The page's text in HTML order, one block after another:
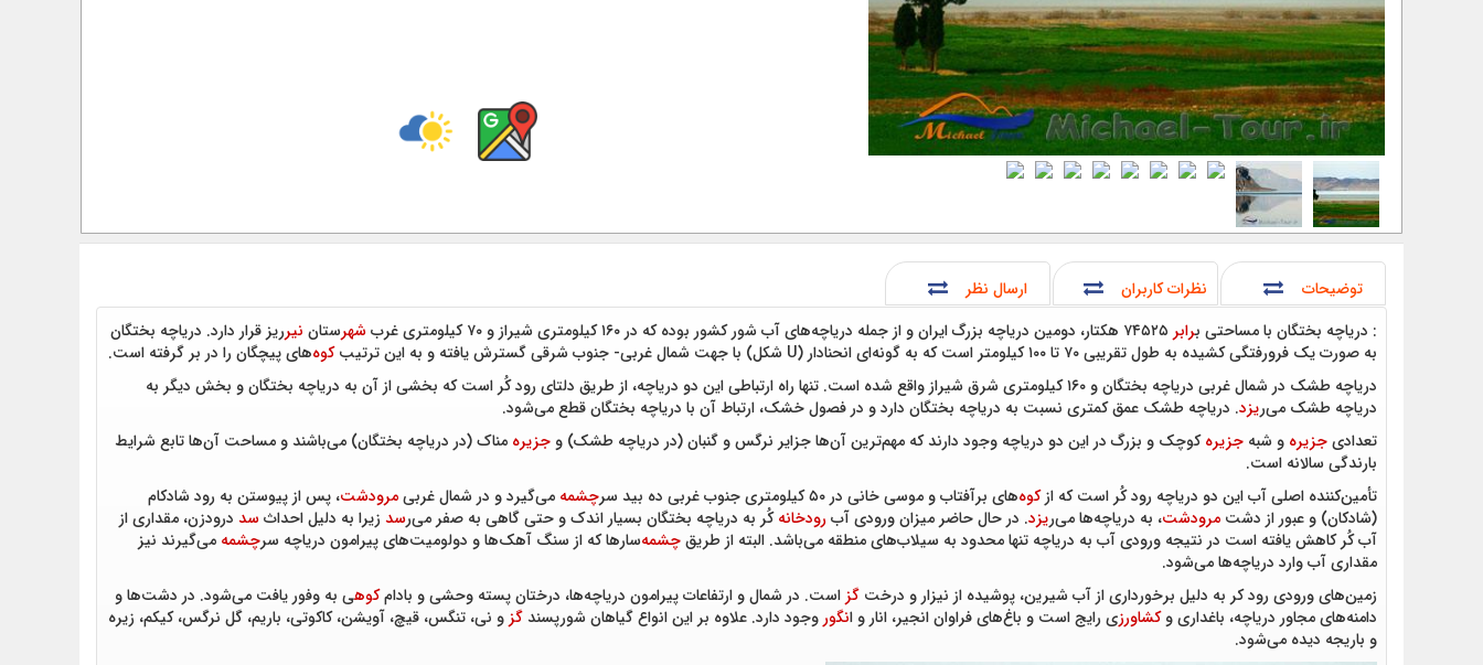
توضیحات نظرات کاربران
ارسال نظر
: دریاچه بختگان با مساحتی برابر شهرستان نیرریز قرار دارد. دریاچه بختگان
به صورت یک فرورفتگی کشیده به طول تقریبی ۷۰ تا ۱۰۰ کیلومتر است که به گونه‌ای انحنادار (U شکل) با جهت شمال غربی- جنوب شرقی گسترش یافته و به این ترتیب
کوه‌های پیچگان را در بر گرفته است.
دریاچه طشک در شمال غربی دریاچه بختگان و ۱۶۰ کیلومتری شرق شیراز واقع شده است. تنها راه ارتباطی این دو دریاچه، از طریق دلتای رود کُر است که بخشی از آن به دریاچه بختگان و بخش دیگر به
دریاچه طشک می‌ریزد. دریاچه طشک عمق کمتری نسبت به دریاچه بختگان دارد و در فصول خشک، ارتباط آن با دریاچه بختگان قطع می‌شود.
تعدادیجزیره و شبه جزیرهکوچک و بزرگ در این دو دریاچه وجود دارند که مهم‌ترین آن‌ها جزایر نرگس و گنبان (در دریاچه طشک) وجزیره مناک (در دریاچه بختگان) می‌باشند و مساحت آن‌ها تابع شرایط
بارندگی سالانه است.
تأمین‌کننده اصلی آب این دو دریاچه رود کُر است که ازکوه‌های برآفتاب و موسی خانی در ۵۰ کیلومتری جنوب غربی ده بید سر چشمه می‌گیرد و در شمال غربیمرودشت، پس از پیوستن به رود شادکام
(شادکان) و عبور از دشت مرودشت، به دریاچه‌ها می‌ریزد. در حال حاضر میزان ورودی آبرودخانهکُر به دریاچه بختگان بسیار اندک و حتی گاهی به صفر می‌رسد زیرا به دلیل احداثسد درودزن، مقداری از
آب کُر کاهش یافته است در نتیجه ورودی آب به دریاچه تنها محدود به سیلاب‌های منطقه می‌باشد. البته از طریقچشمه‌سارها که از سنگ آهک‌ها و دولومیت‌های پیرامون دریاچه سرچشمه می‌گیرند نیز
مقداری آب وارد دریاچه‌ها می‌شود.
زمین‌های ورودی رود کر به دلیل برخورداری از آب شیرین، پوشیده از نیزار و درخت گزاست. در شمال و ارتفاعات پیرامون دریاچه‌ها، درختان پسته وحشی و بادامکوهی به وفور یافت می‌شود. در دشت‌ها و
دامنه‌های مجاور دریاچه، باغداری وکشاورزی رایج است و باغ‌های فراوان انجیر، انار و انگوروجود دارد. علاوه بر این انواع گیاهان شورپسندگزو نی، تنگس، قیچ، آویشن، کاکوتی، باریم، گل نرگس، کیکم، زیره
و باریجه دیده می‌شود.